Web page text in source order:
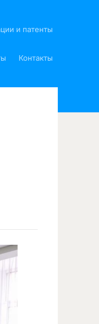
и патенты
Контакты